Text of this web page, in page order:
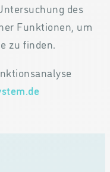
des
Funktionen, um
zu finden.